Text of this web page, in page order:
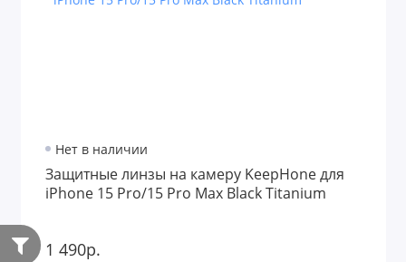
Нет в наличии
Защитные линзы на камеру KeepHone для
iPhone 15 Pro/15 Pro Max Black Titanium
1 490р.